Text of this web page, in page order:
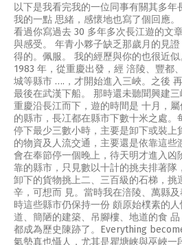
以下是我看完我的一位同事有關其多年
我的一點 思緒，感懷地也寫了個回應
看過你寫過去 30 多年多次長江遊的文
與感受。 年青小夥子缺乏那歲月的見
得的。佩服。 我的經歷與你的也很近
1983 年，從重慶出發，經 涪陵、豐都
城等縣市 ….，才開始進入三峽。之後
最後在武漢下船。 那時還未聽聞興建
重慶沿長江而下，遊的時間是 十月，
的縣市，長冮都在縣市下數十米之處。
停下最少三數小時，主要是卸下或裝上
的物資及人流交通，主要還是依靠這些
會在奉節停一個晚上，待天明才進入凶
靠的縣市，只見數以十計的挑夫排著隊
卸下的貨物挑上二、三百級的石梯，挑
辛，可想而 見。當時我在涪陵、萬縣
時這些縣市仍保持一份 頗原始樸素的
道、簡陋的建築、吊腳樓、地道的食
都成為歷史陳跡了。Everything
氣勢真也懾人，尤其是瞿塘峡與巫峽一